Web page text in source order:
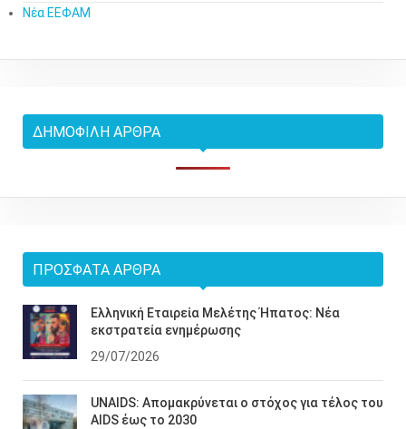
Νέα ΕΕΦΑΜ
ΔΗΜΟΦΙΛΉ ΆΡΘΡΑ
ΠΡΌΣΦΑΤΑ ΆΡΘΡΑ
Ελληνική Εταιρεία Μελέτης Ήπατος: Νέα
εκστρατεία ενημέρωσης
29/07/2026
UNAIDS: Απομακρύνεται ο στόχος για τέλος του
AIDS έως το 2030